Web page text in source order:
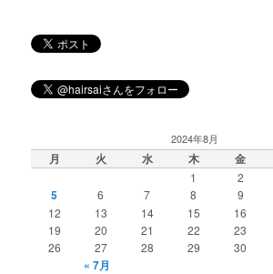
2024年8月
月 火 水 木 金
1 2
5 6 7 8 9
12
13 14 15 16
19
20 21 22 23
26
27 28 29 30
« 7月